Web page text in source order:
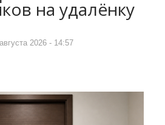
на удалёнку
2026 - 14:57